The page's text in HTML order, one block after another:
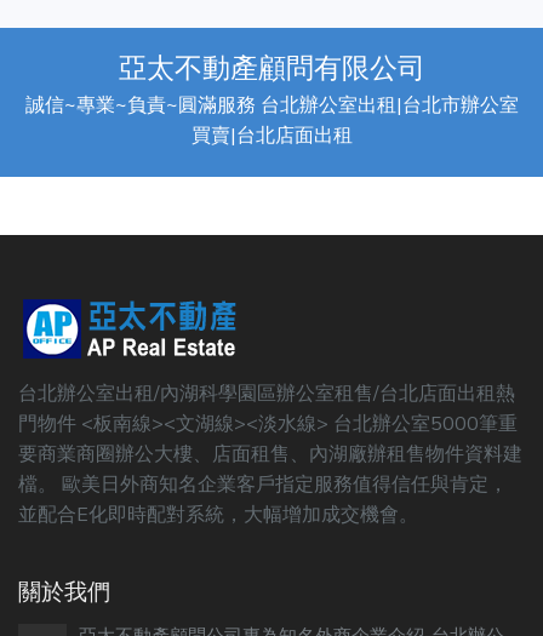
亞太不動產顧問有限公司
誠信~專業~負責~圓滿服務 台北辦公室出租|台北市辦公室
買賣|台北店面出租
台北辦公室出租/內湖科學園區辦公室租售/台北店面出租熱
門物件 <板南線><文湖線><淡水線> 台北辦公室5000筆重
要商業商圈辦公大樓、店面租售、內湖廠辦租售物件資料建
檔。 歐美日外商知名企業客戶指定服務值得信任與肯定，
並配合E化即時配對系統，大幅增加成交機會。
關於我們